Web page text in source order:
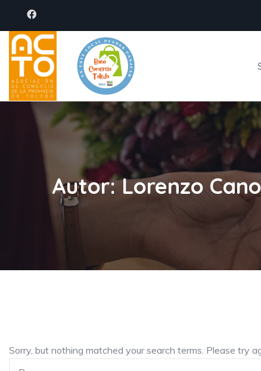
Autor:Lorenzo Cano
Sorry, but nothing matched your search terms. Please try